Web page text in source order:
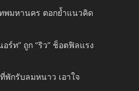
พมหานคร ตอกย้ำแนวคิด
ร์ท” ถูก “ริว” ช็อตฟิลแรง
พักรับลมหนาว เอาใจ